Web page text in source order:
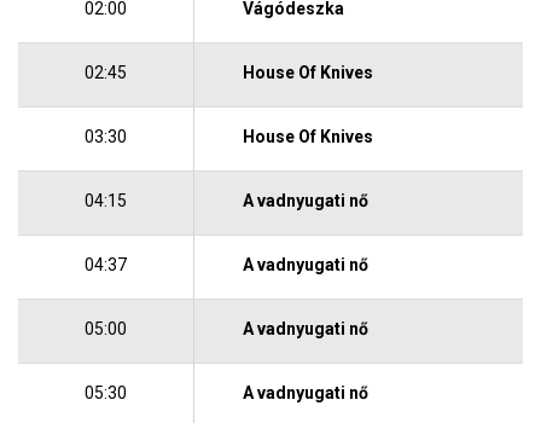
02:00 Vágódeszka
02:45 House Of Knives
03:30 House Of Knives
04:15 A vadnyugati nő
04:37 A vadnyugati nő
05:00 A vadnyugati nő
05:30 A vadnyugati nő